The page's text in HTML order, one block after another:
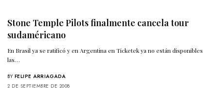
Stone Temple Pilots finalmente cancela tour
sudaméricano
En Brasil ya se ratificó y en Argentina en Ticketek ya no están disponibles
las…
BY FELIPE ARRIAGADA
2 DE SEPTIEMBRE DE 2008